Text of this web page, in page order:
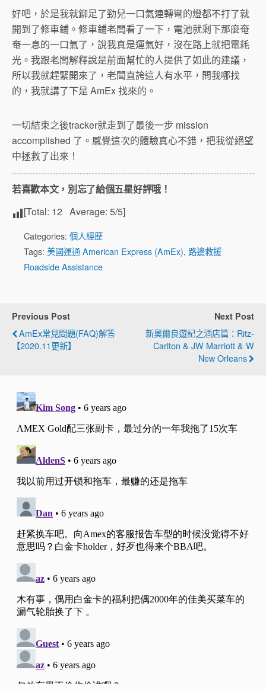
好吧，於是我就鉚足了勁兒一口氣連轉彎的燈都不打了就
開到了修車鋪。修車鋪老闆看了一下，電池就剩下那麼奄
奄一息的一口氣了，說我真是運氣好，沒在路上就把電耗
光。我跟老闆解釋說是前面幫忙的人提供了如此的建議，
所以我就趕緊開來了，老闆直誇這人有水平，問我哪找
的，我就講了下是 AmEx 找來的。
一切結束之後tracker就走到了最後一步 mission
accomplished 了。感覺這次的體驗真心不錯，把我從絕望
中拯救了出來！
若喜歡本文，別忘了給個五星好評哦！
[Total: 12 Average: 5/5]
Categories: 個人經歷
Tags: 美國運通 American Express (AmEx), 路邊救援
Roadside Assistance
Previous Post
AmEx常見問題(FAQ)解答
【2020.11更新】
Next Post
新奧爾良遊記之酒店篇：Ritz-
Carlton & JW Marriott & W
New Orleans